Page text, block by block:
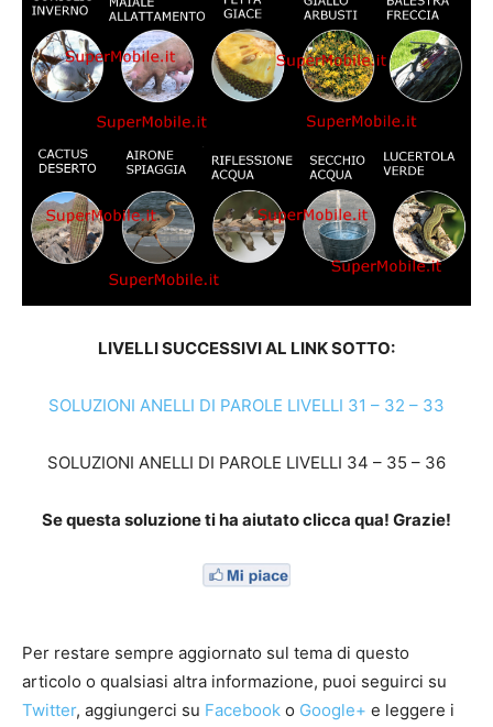
LIVELLI SUCCESSIVI AL LINK SOTTO:
SOLUZIONI ANELLI DI PAROLE LIVELLI 31 – 32 – 33
SOLUZIONI ANELLI DI PAROLE LIVELLI 34 – 35 – 36
Se questa soluzione ti ha aiutato clicca qua! Grazie!
Per restare sempre aggiornato sul tema di questo
articolo o qualsiasi altra informazione, puoi seguirci su
Twitter, aggiungerci su Facebook o Google+ e leggere i